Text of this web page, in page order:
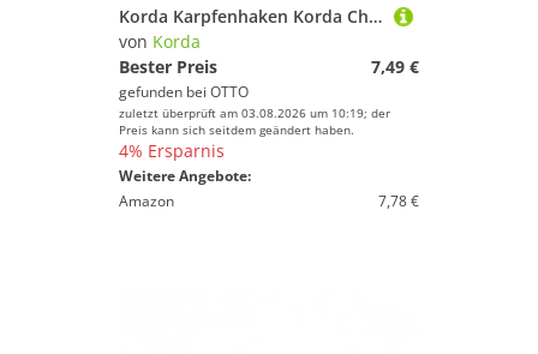
Korda Karpfenhaken Korda Chod Rig Short 5cm - 3 Karpfenrigs
von Korda
Bester Preis
7,49 €
gefunden bei OTTO
zuletzt überprüft am 03.08.2026 um 10:19; der
Preis kann sich seitdem geändert haben.
4% Ersparnis
Weitere Angebote:
Amazon
7,78 €